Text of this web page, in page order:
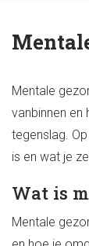
Mentale
vanbinnen
tegenslag.
is en wat je
Wat is
Mentale